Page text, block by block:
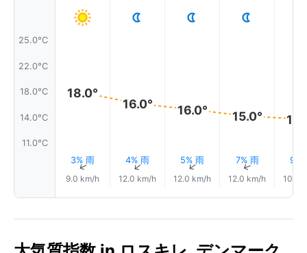
25.0°C
22.0°C
18.0°C
14.0°C
11.0°C
18.0°
3% 雨
↑
9.0 km/h
16.0°
4% 雨
↑
12.0 km/h
16.0°
5% 雨
↑
12.0 km/h
15.0°
7% 雨
↑
12.0 km/h
9%
10.0